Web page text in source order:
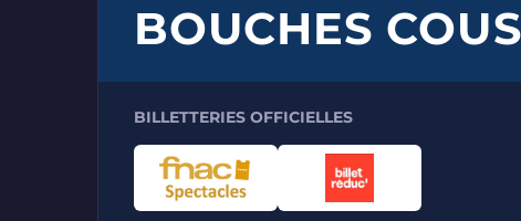
BOUCHES
BILLETTERIES OFFICIELLES